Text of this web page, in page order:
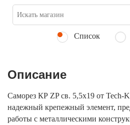
Список
Описание
Саморез КР ZP св. 5,5х19 от Tech-
надежный крепежный элемент,
работы с металлическими